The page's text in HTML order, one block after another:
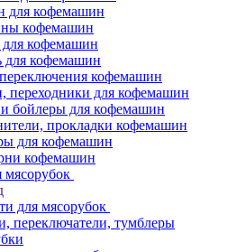
для кофемашин
кофемашин
для кофемашин
для кофемашин
кофемашин
переходники для кофемашин
бойлеры для кофемашин
прокладки кофемашин
для кофемашин
кофемашин
мясорубок
для мясорубок
переключатели, тумблеры